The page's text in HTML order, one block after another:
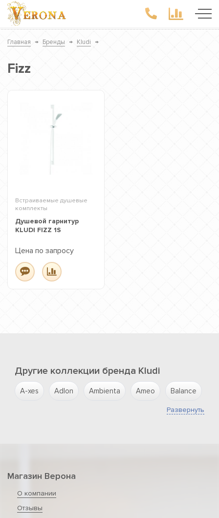
Главная → Бренды → Kludi →
Fizz
Встраиваемые душевые
комплекты
Душевой гарнитур
KLUDI FIZZ 1S
Цена по запросу
Другие коллекции бренда Kludi
A-xes Adlon Ambienta Ameo Balance
Развернуть
Магазин Верона
О компании
Отзывы